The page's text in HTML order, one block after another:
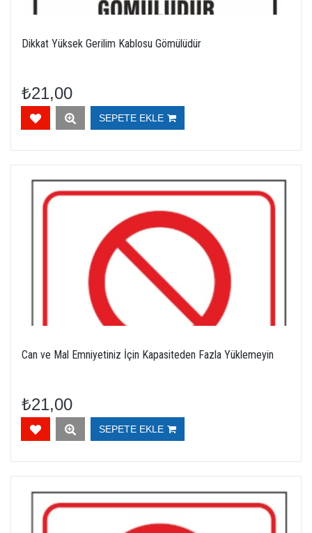
Dikkat Yüksek Gerilim Kablosu Gömülüdür
₺21,00
SEPETE EKLE
Can ve Mal Emniyetiniz İçin Kapasiteden Fazla Yüklemeyin
₺21,00
SEPETE EKLE